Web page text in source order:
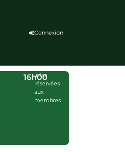
Connexion
16h00
Infos
réservées
aux
membres